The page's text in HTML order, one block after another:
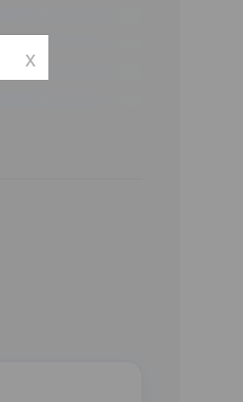
x